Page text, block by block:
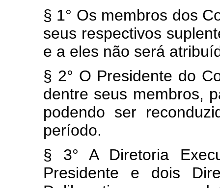
§ 1° Os membros dos
seus respectivos
e a eles não será
§ 2° O Presidente do
dentre seus membros,
podendo ser
período.
§ 3° A Diretoria
Presidente e dois